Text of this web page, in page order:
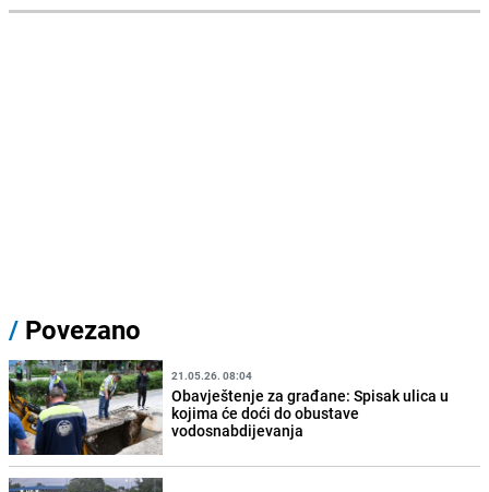
/ Povezano
21.05.26. 08:04
Obavještenje za građane: Spisak ulica u
kojima će doći do obustave
vodosnabdijevanja